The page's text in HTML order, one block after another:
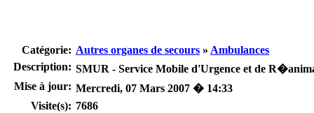
Catégorie: Autres organes de secours » Ambulances
Description: SMUR - Service Mobile d'Urgence et de
Mise à jour: Mercredi, 07 Mars 2007 � 14:33
Visite(s): 7686